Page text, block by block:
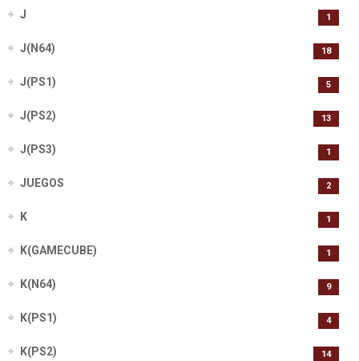
J 1
J(N64) 18
J(PS1) 5
J(PS2) 13
J(PS3) 1
JUEGOS 2
K 1
K(GAMECUBE) 1
K(N64) 9
K(PS1) 4
K(PS2) 14